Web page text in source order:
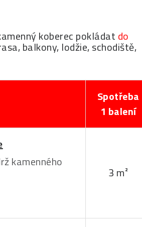
koberec pokládat do
balkony, lodžie, schodiště,
Spotřeba
1 balení
kamenného
3 m²